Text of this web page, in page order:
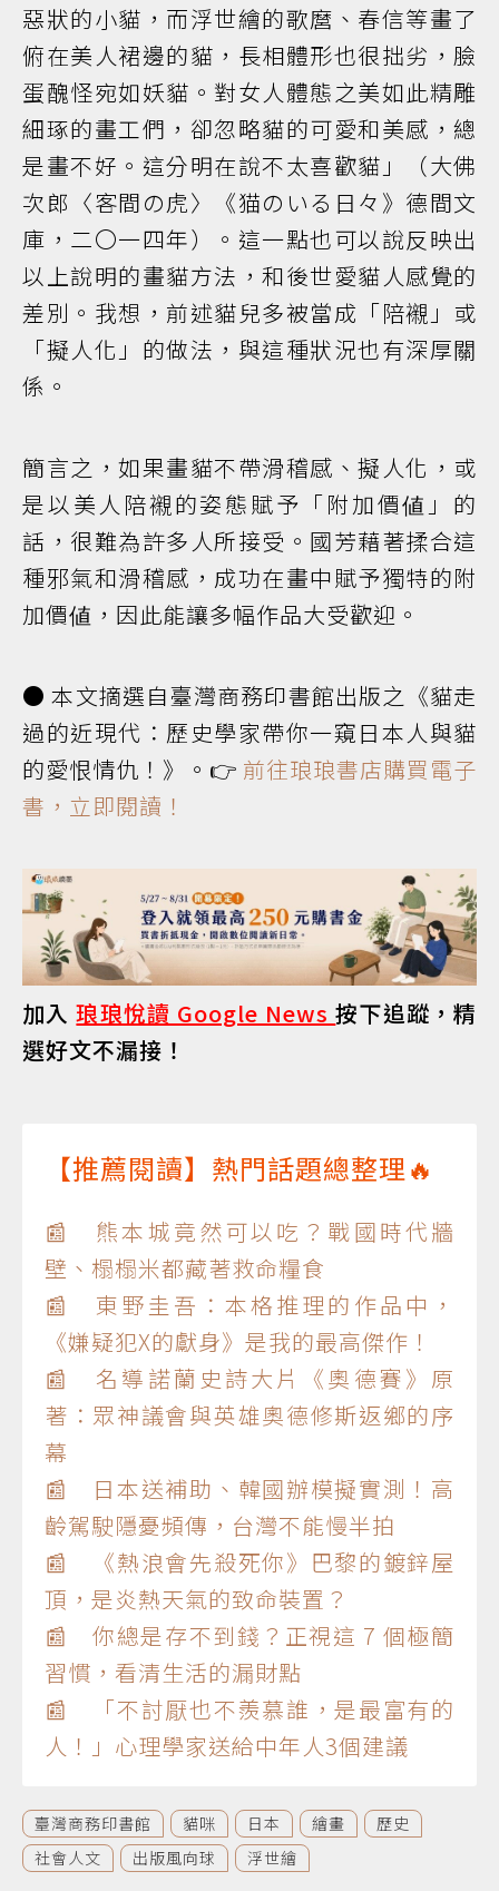
惡狀的小貓，而浮世繪的歌麿、春信等畫了
俯在美人裙邊的貓，長相體形也很拙劣，臉
蛋醜怪宛如妖貓。對女人體態之美如此精雕
細琢的畫工們，卻忽略貓的可愛和美感，總
是畫不好。這分明在說不太喜歡貓」（大佛
次郎〈客間の虎〉《猫のいる日々》德間文
庫，二〇一四年）。這一點也可以說反映出
以上說明的畫貓方法，和後世愛貓人感覺的
差別。我想，前述貓兒多被當成「陪襯」或
「擬人化」的做法，與這種狀況也有深厚關
係。
簡言之，如果畫貓不帶滑稽感、擬人化，或
是以美人陪襯的姿態賦予「附加價値」的
話，很難為許多人所接受。國芳藉著揉合這
種邪氣和滑稽感，成功在畫中賦予獨特的附
加價値，因此能讓多幅作品大受歡迎。
● 本文摘選自臺灣商務印書館出版之《貓走
過的近現代：歷史學家帶你一窺日本人與貓
的愛恨情仇！》。👉 前往琅琅書店購買電子
書，立即閱讀！
加入琅琅悅讀 Google News按下追蹤，精
選好文不漏接！
【推薦閱讀】熱門話題總整理🔥
📰 熊本城竟然可以吃？戰國時代牆
壁、榻榻米都藏著救命糧食
📰 東野圭吾：本格推理的作品中，
《嫌疑犯X的獻身》是我的最高傑作！
📰 名導諾蘭史詩大片《奧德賽》原
著：眾神議會與英雄奧德修斯返鄉的序
幕
📰 日本送補助、韓國辦模擬實測！高
齡駕駛隱憂頻傳，台灣不能慢半拍
📰 《熱浪會先殺死你》巴黎的鍍鋅屋
頂，是炎熱天氣的致命裝置？
📰 你總是存不到錢？正視這 7 個極簡
習慣，看清生活的漏財點
📰 「不討厭也不羨慕誰，是最富有的
人！」心理學家送給中年人3個建議
臺灣商務印書館 貓咪 日本 繪畫
歷史
社會人文
出版風向球 浮世繪